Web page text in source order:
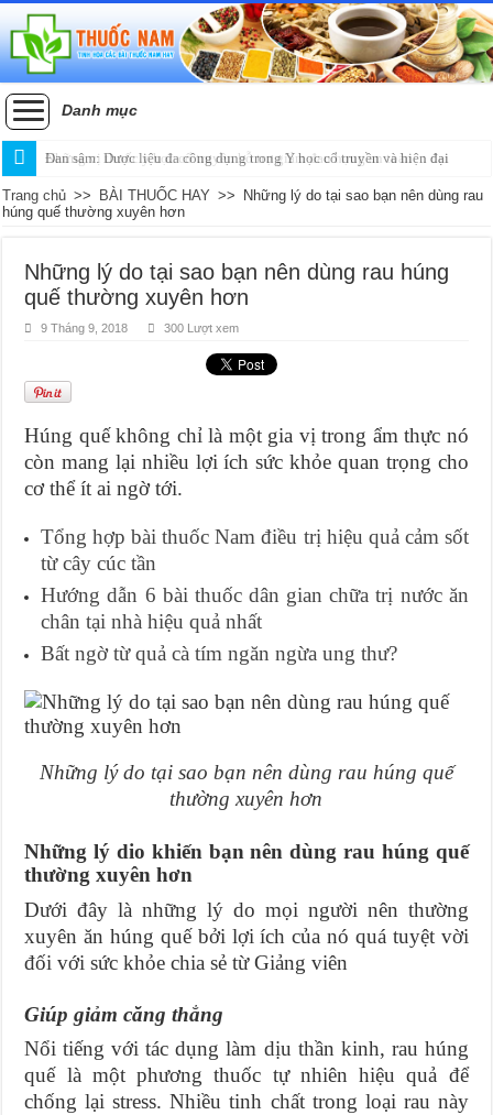
Danh mục
Đan sâm: Dược liệu đa công dụng trong Y học cổ truyền và hiện đại
Trang chủ >> BÀI THUỐC HAY >>
Những lý do tại sao bạn nên dùng rau
húng quế thường xuyên hơn
Những lý do tại sao bạn nên dùng rau húng
quế thường xuyên hơn
9 Tháng 9, 2018 300 Lượt xem
Húng quế không chỉ là một gia vị trong ẩm thực nó
còn mang lại nhiều lợi ích sức khỏe quan trọng cho
cơ thể ít ai ngờ tới.
Tổng hợp bài thuốc Nam điều trị hiệu quả cảm sốt
từ cây cúc tần
Hướng dẫn 6 bài thuốc dân gian chữa trị nước ăn
chân tại nhà hiệu quả nhất
Bất ngờ từ quả cà tím ngăn ngừa ung thư?
Những lý do tại sao bạn nên dùng rau húng quế
thường xuyên hơn
Những lý dio khiến bạn nên dùng rau húng quế
thường xuyên hơn
Dưới đây là những lý do mọi người nên thường
xuyên ăn húng quế bởi lợi ích của nó quá tuyệt vời
đối với sức khỏe chia sẻ từ Giảng viên
Giúp giảm căng thẳng
Nổi tiếng với tác dụng làm dịu thần kinh, rau húng
quế là một phương thuốc tự nhiên hiệu quả để
chống lại stress. Nhiều tinh chất trong loại rau này